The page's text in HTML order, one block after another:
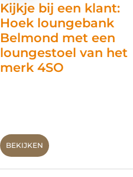
Kijkje bij een klant:
Hoek loungebank
Belmond met een
loungestoel van het
merk 4SO
BEKIJKEN